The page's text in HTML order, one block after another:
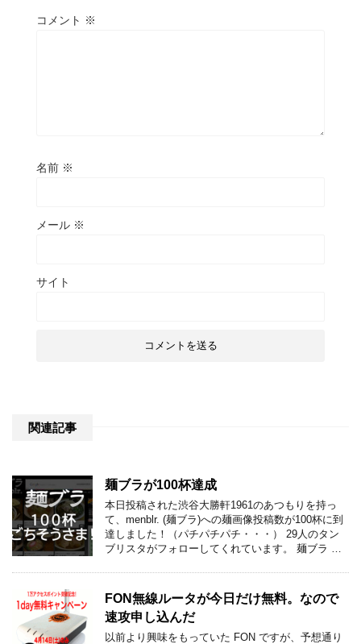
コメント ※
名前 ※
メール ※
サイト
関連記事
麺ブラが100杯達成
本日投稿された渋谷大勝軒1961のあつもりを持っ
て、menblr. (麺ブラ)への麺画像投稿数が100杯に到
達しました！（パチパチパチ・・・） 29人のタン
ブリスタがフォローしてくれています。 麺ブラ …
FON無線ルータが今日だけ無料。なので
速攻申し込んだ
以前より興味をもっていた FON ですが、予想通り